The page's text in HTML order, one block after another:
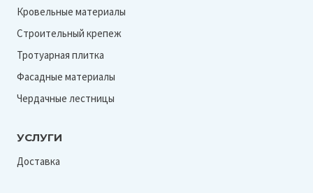
Кровельные материалы
Строительный крепеж
Тротуарная плитка
Фасадные материалы
Чердачные лестницы
УСЛУГИ
Доставка